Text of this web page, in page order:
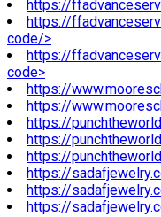
https://
https://
code/>
https://
code>
https://
https://
https://
https://
https://
https://
https://
https://